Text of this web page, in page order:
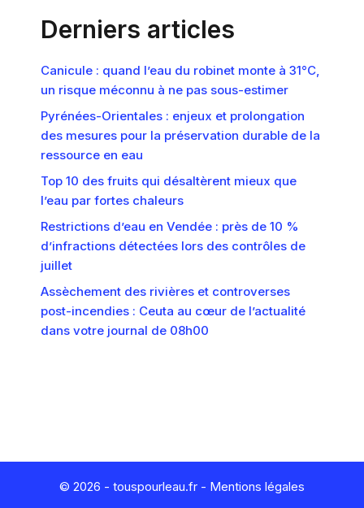
Derniers articles
Canicule : quand l’eau du robinet monte à 31°C,
un risque méconnu à ne pas sous-estimer
Pyrénées-Orientales : enjeux et prolongation
des mesures pour la préservation durable de la
ressource en eau
Top 10 des fruits qui désaltèrent mieux que
l’eau par fortes chaleurs
Restrictions d’eau en Vendée : près de 10 %
d’infractions détectées lors des contrôles de
juillet
Assèchement des rivières et controverses
post-incendies : Ceuta au cœur de l’actualité
dans votre journal de 08h00
© 2026 - touspourleau.fr - Mentions légales